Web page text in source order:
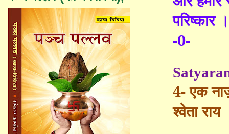
परिष्कार
-0-
4-एक ना
श्वेता राय